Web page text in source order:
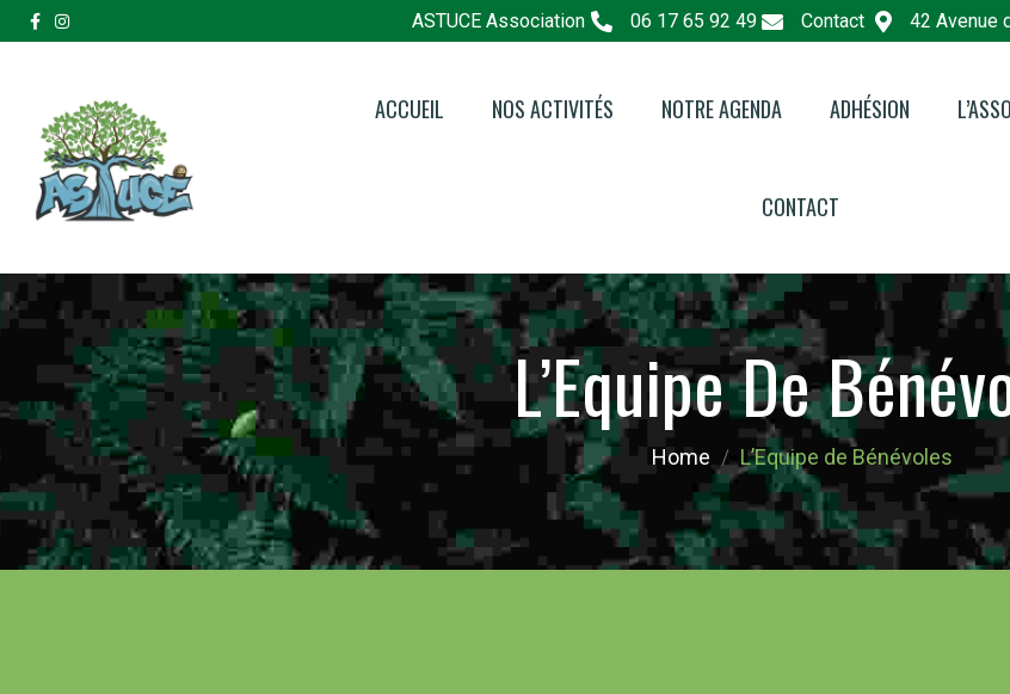
ASTUCE Association 06 17 65 92 49 Contact 42 Avenue
ACCUEIL NOS ACTIVITÉS
Pôle Nature en Ville
NOTRE AGENDA ADHÉSION
Hêtre
Les
Les
CONTACT
L’Equipe De
Home L’Equipe de Bénévoles